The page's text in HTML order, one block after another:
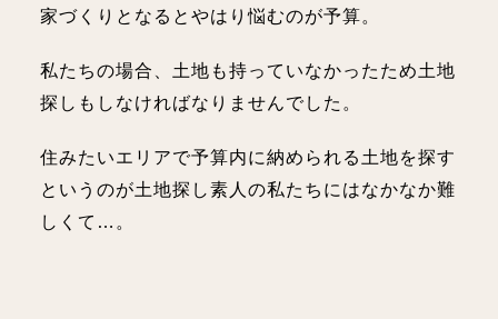
家づくりとなるとやはり悩むのが予算。
私たちの場合、土地も持っていなかったため土地
探しもしなければなりませんでした。
住みたいエリアで予算内に納められる土地を探す
というのが土地探し素人の私たちにはなかなか難
しくて…。